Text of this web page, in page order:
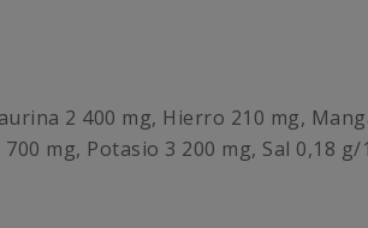
2 400 mg, Hierro 210 mg,
mg, Potasio 3 200 mg, Sal 0,18 g/